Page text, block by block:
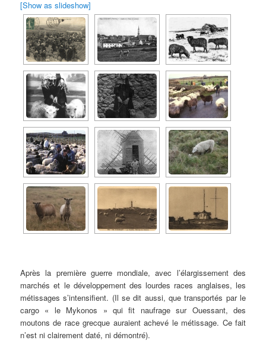
[Show as slideshow]
Après la première guerre mondiale, avec l’élargissement des
marchés et le développement des lourdes races anglaises, les
métissages s’intensifient. (Il se dit aussi, que transportés par le
cargo « le Mykonos » qui fit naufrage sur Ouessant, des
moutons de race grecque auraient achevé le métissage. Ce fait
n’est ni clairement daté, ni démontré).